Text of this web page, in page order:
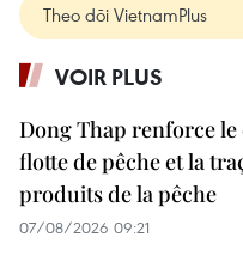
Theo dõi VietnamPlus
VOIR PLUS
Dong Thap renforce le
flotte de pêche et la
produits de la pêche
07/08/2026 09:21